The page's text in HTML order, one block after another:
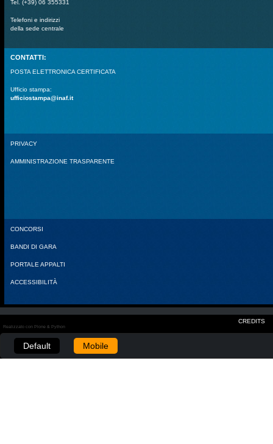
Tel. (+39) 06 355331
Telefoni e indirizzi
della sede centrale
CONTATTI:
POSTA ELETTRONICA CERTIFICATA
Ufficio stampa:
ufficiostampa@inaf.it
PRIVACY
AMMINISTRAZIONE TRASPARENTE
CONCORSI
BANDI DI GARA
PORTALE APPALTI
ACCESSIBILITÀ
CREDITS
Realizzato con Plone & Python
Default Mobile